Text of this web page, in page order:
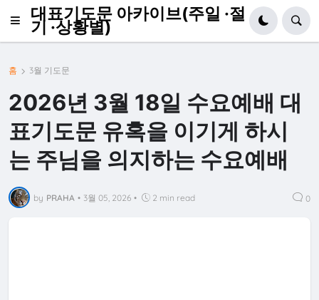
대표기도문 아카이브(주일 ·절
기 ·상황별)
홈 3월 기도문
2026년 3월 18일 수요예배 대
표기도문 유혹을 이기게 하시
는 주님을 의지하는 수요예배
by PRAHA • 3월 05, 2026 • 2 min read 0